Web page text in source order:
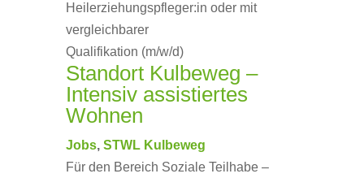
Heilerziehungspfleger:in oder mit
vergleichbarer
Qualifikation (m/w/d)
Standort Kulbeweg –
Intensiv assistiertes
Wohnen
Jobs, STWL Kulbeweg
Für den Bereich Soziale Teilhabe –